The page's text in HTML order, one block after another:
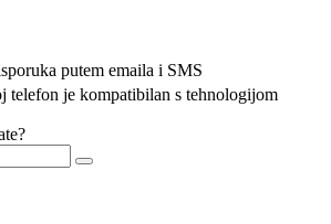
putem emaila i SMS
telefon je kompatibilan s tehnologijom